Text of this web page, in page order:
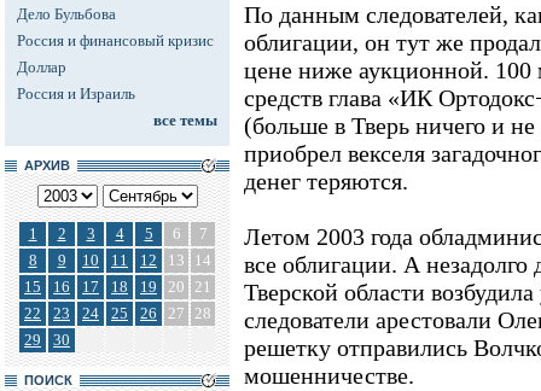
Дело Бульбова
Россия и финансовый кризис
Доллар
Россия и Израиль
все темы
АРХИВ
1 2 3 4 5 6
7
8
9 10 11 12 13
14
15
16 17 18 19 20 21
22
23 24 25 26 27 28
29
30
ПОИСК
По данным следователей,
облигации, он тут же
цене ниже аукционной.
средств глава «ИК
(больше в Тверь ничего и
приобрел векселя
денег теряются.
Летом 2003 года
все облигации. А незадолго
Тверской области
следователи арестовали
решетку отправились
мошенничестве.